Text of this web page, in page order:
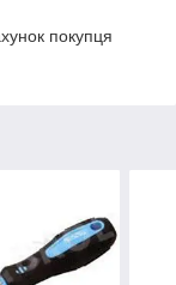
покупця